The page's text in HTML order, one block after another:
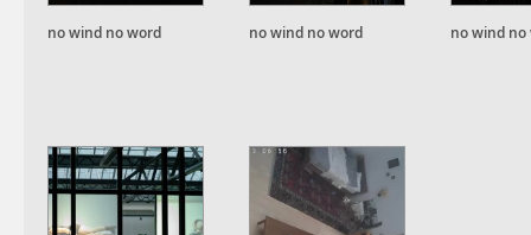
no wind no word no wind no word no wind no